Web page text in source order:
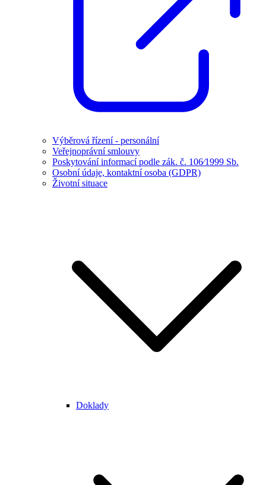
Výběrová řízení - personální
Veřejnoprávní smlouvy
Poskytování informací podle zák. č. 106⁄1999 Sb.
Osobní údaje, kontaktní osoba (GDPR)
Životní situace
Doklady